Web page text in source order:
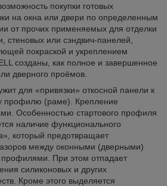
покупки готовых
на окна или двери по определенным
от прочих применяемых для отделки
стеновых или сэндвич-панелей,
покраской и укреплением
созданы, как полное и завершенное
дверного проёмов.
для «привязки» откосной панели к
профилю (раме). Крепление
Особенностью стартового профиля
наличие функционального
который предотвращает
между оконными (дверными)
При этом отпадает
силиконовых и других
Кроме этого выделяется